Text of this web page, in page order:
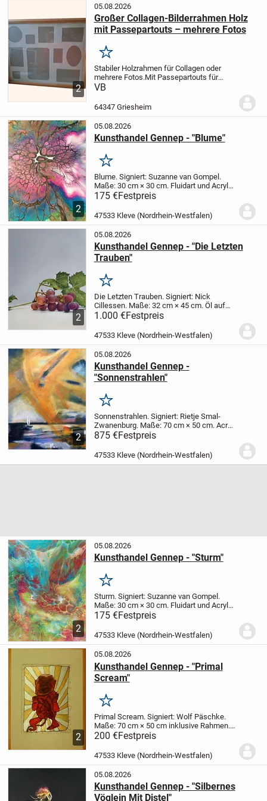
2
05.08.2026
Großer Collagen-Bilderrahmen Holz
mit Passepartouts – mehrere Fotos
Merken
Stabiler Holzrahmen für Collagen oder
mehrere Fotos.Mit Passepartouts für
verschiedene Bildformate – ideal für
Wandgestaltung.
29,5 cm Material...
VB
64347 Griesheim
2
05.08.2026
Kunsthandel Gennep - "Blume"
Merken
Blume. Signiert: Suzanne van Gompel.
Maße: 30 cm × 30 cm. Fluidart und Acryl-
Pouring auf Leinwand.
175,00 inklusive Rahmen.
Informationen unter 0031485-51 95 89,...
175 €Festpreis
47533 Kleve (Nordrhein-Westfalen)
2
05.08.2026
Kunsthandel Gennep - "Die Letzten
Trauben"
Merken
Die Letzten Trauben.Signiert: Nick
Cillessen.Maße: 32 cm × 45 cm.Öl auf
Holztafel.Preisvorstellung: € 1.000,00
inklusive Rahmen.
unter 0031485-51 95 89, alternativ...
1.000 €Festpreis
47533 Kleve (Nordrhein-Westfalen)
2
05.08.2026
Kunsthandel Gennep -
"Sonnenstrahlen"
Merken
Sonnenstrahlen.Signiert: Rietje Smal-
Zwanenburg.Maße: 70 cm × 50 cm.Acryl
auf Leinwand.Preisvorstellung: € 875,00
inklusive Rahmen.
unter 0031485-51 95 89, ggf. 00316-51...
875 €Festpreis
47533 Kleve (Nordrhein-Westfalen)
2
05.08.2026
Kunsthandel Gennep - "Sturm"
Merken
Sturm.Signiert: Suzanne van Gompel.
Maße: 30 cm × 30 cm.Fluidart und Acryl-
Pouring auf Leinwand.
175,00 inklusive Rahmen.
Informationen unter 0031485-51 95 89,
175 €Festpreis
47533 Kleve (Nordrhein-Westfalen)
2
05.08.2026
Kunsthandel Gennep - "Primal
Scream"
Merken
Primal Scream. Signiert: Wolf Päschke.
Maße: 70 cm × 50 cm inklusive Rahmen.
Ostindische Tinte und Acrylfarbe auf
Preisvorstellung: € 200,00
Informationen unter 0031485-51 95 89,...
200 €Festpreis
47533 Kleve (Nordrhein-Westfalen)
05.08.2026
Kunsthandel Gennep - "Silbernes
Vöglein Mit Distel"